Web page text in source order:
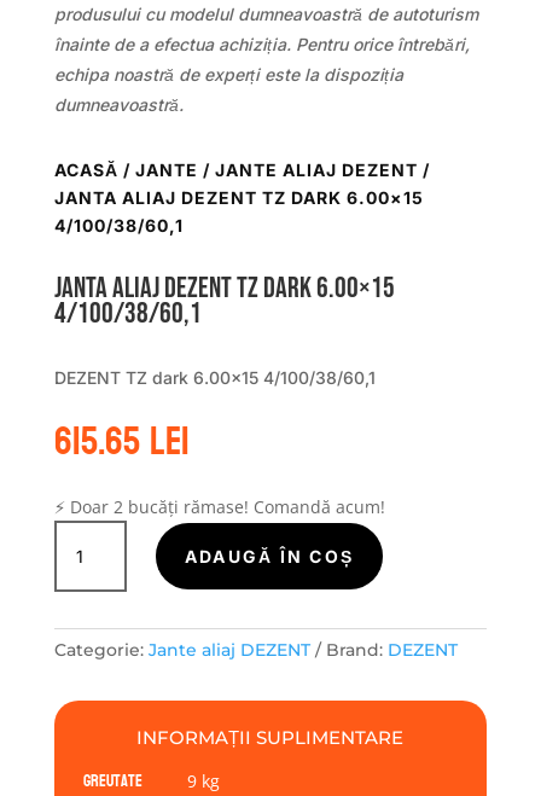
produsului cu modelul dumneavoastră de autoturism
înainte de a efectua achiziția. Pentru orice întrebări,
echipa noastră de experți este la dispoziția
dumneavoastră.
ACASĂ / JANTE / JANTE ALIAJ DEZENT /
JANTA ALIAJ DEZENT TZ DARK 6.00×15
4/100/38/60,1
Janta aliaj DEZENT TZ dark 6.00×15
4/100/38/60,1
DEZENT TZ dark 6.00×15 4/100/38/60,1
615.65lei
⚡ Doar 2 bucăți rămase! Comandă acum!
Cantitate
Janta
aliaj
TZ
6.00x15
4/100/38/60,1
ADAUGĂ ÎN COȘ
Categorie: Jante aliaj DEZENT Brand: DEZENT
INFORMAȚII SUPLIMENTARE
Greutate 9 kg